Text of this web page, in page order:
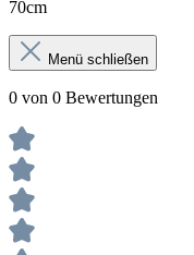
70cm
Menü schließen
0 von 0 Bewertungen